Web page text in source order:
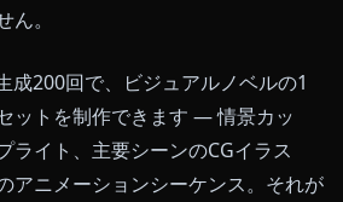
。
成200回で、ビジュアルノベルの1
ットを制作できます — 情景カッ
ライト、主要シーンのCGイラス
アニメーションシーケンス。それが